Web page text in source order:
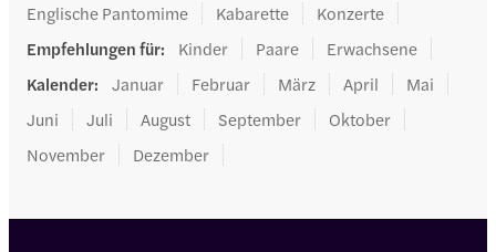
Englische Pantomime
Kabarette
Konzerte
Empfehlungen für: Kinder Paare
Erwachsene
Kalender: Januar Februar März April
Mai
Juni
Juli August September
Oktober
November
Dezember